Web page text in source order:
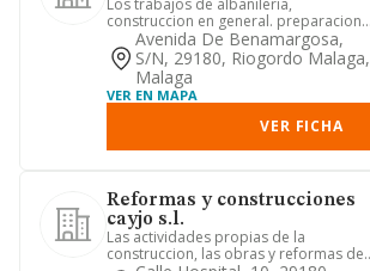
Los trabajos de albanileria,
construccion en general. preparacion,
montaje, reparacion y conservaci...
Avenida De Benamargosa,
S/n, 29180, Riogordo Malaga,
Malaga
VER EN MAPA
VER FICHA
Reformas y construcciones
cayjo s.l.
Las actividades propias de la
construccion, las obras y reformas de